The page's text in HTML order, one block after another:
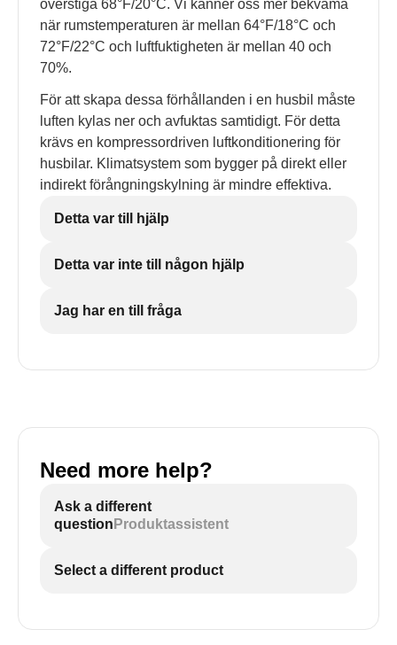
överstiga 68°F/20°C. Vi känner oss mer bekväma
när rumstemperaturen är mellan 64°F/18°C och
72°F/22°C och luftfuktigheten är mellan 40 och
70%.
För att skapa dessa förhållanden i en husbil måste
luften kylas ner och avfuktas samtidigt. För detta
krävs en kompressordriven luftkonditionering för
husbilar. Klimatsystem som bygger på direkt eller
indirekt förångningskylning är mindre effektiva.
Detta var till hjälp
Detta var inte till någon hjälp
Jag har en till fråga
Need more help?
Ask a different
question Produktassistent
Select a different product